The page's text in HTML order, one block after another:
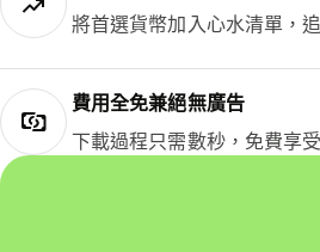
將首選貨幣加入心水清單，
費用全免兼絕無廣告
下載過程只需數秒，免費享